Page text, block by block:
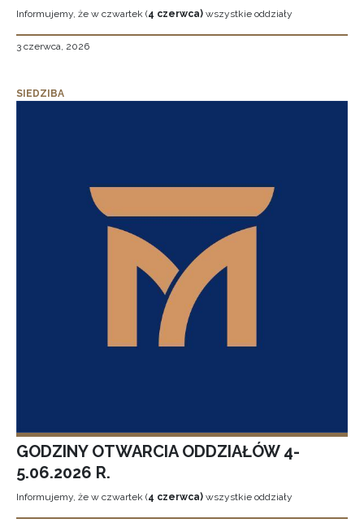
Informujemy, że w czwartek (4 czerwca) wszystkie oddziały
3 czerwca, 2026
SIEDZIBA
GODZINY OTWARCIA ODDZIAŁÓW 4-
5.06.2026 R.
Informujemy, że w czwartek (4 czerwca) wszystkie oddziały